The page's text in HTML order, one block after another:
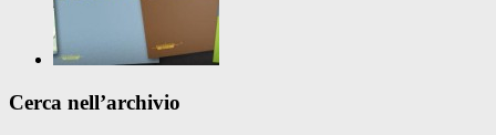
Cerca nell’archivio